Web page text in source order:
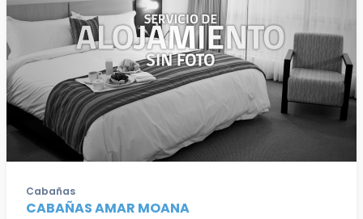
Cabañas
CABAÑAS AMAR MOANA